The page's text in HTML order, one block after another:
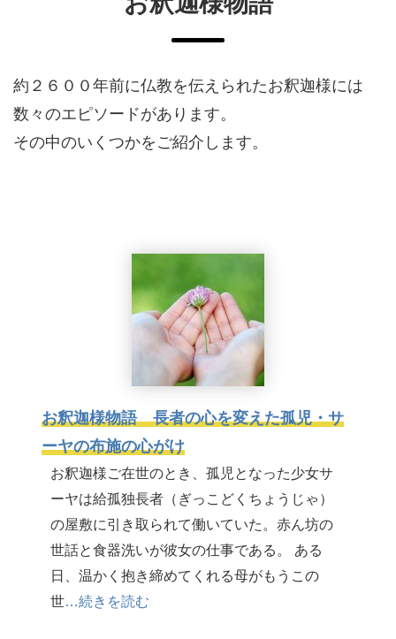
約２６００年前に仏教を伝えられたお釈迦様には
数々のエピソードがあります。
その中のいくつかをご紹介します。
お釈迦様物語 長者の心を変えた孤児・サ
ーヤの布施の心がけ
お釈迦様ご在世のとき、孤児となった少女サ
ーヤは給孤独長者（ぎっこどくちょうじゃ）
の屋敷に引き取られて働いていた。赤ん坊の
世話と食器洗いが彼女の仕事である。 ある
日、温かく抱き締めてくれる母がもうこの
世…続きを読む